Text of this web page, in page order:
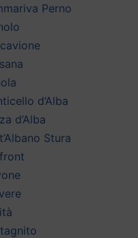
Perno
d’Alba
d’Alba
Stura